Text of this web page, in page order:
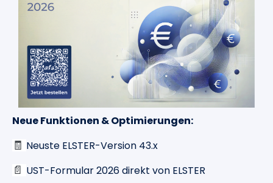
Neue Funktionen & Optimierungen:
🧾 Neuste ELSTER-Version 43.x
📄 UST-Formular 2026 direkt von ELSTER